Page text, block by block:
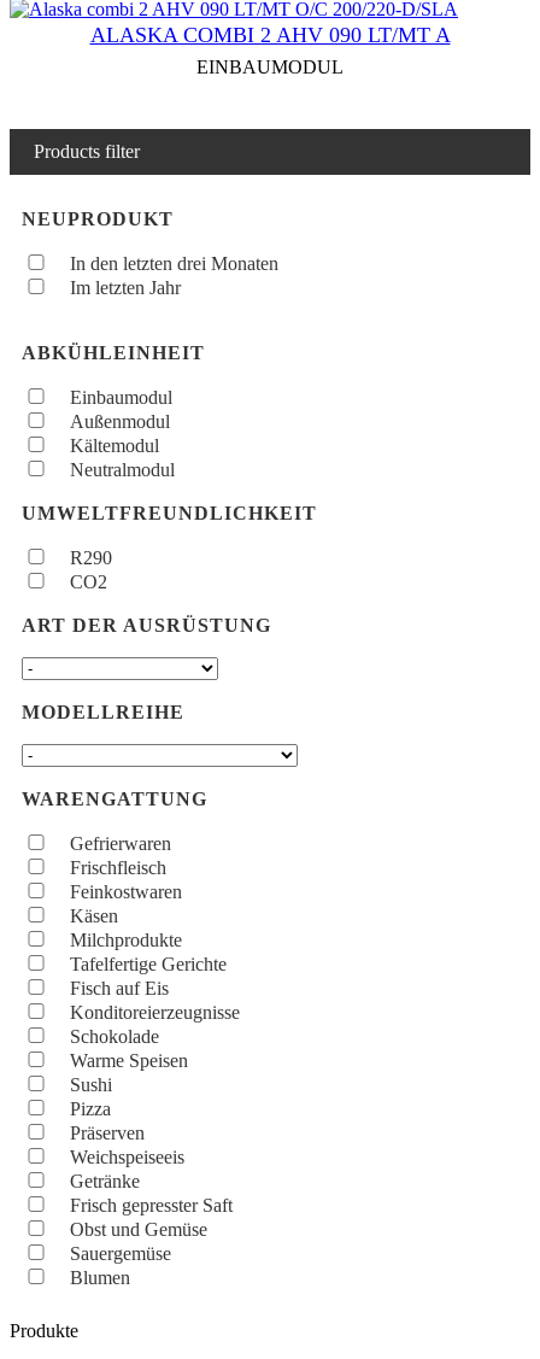
ALASKA COMBI 2 AHV 090 LT/MT A
EINBAUMODUL
Products filter
NEUPRODUKT
In den letzten drei Monaten
Im letzten Jahr
ABKÜHLEINHEIT
Einbaumodul
Außenmodul
Kältemodul
Neutralmodul
UMWELTFREUNDLICHKEIT
R290
CO2
ART DER AUSRÜSTUNG
MODELLREIHE
WARENGATTUNG
Gefrierwaren
Frischfleisch
Feinkostwaren
Käsen
Milchprodukte
Tafelfertige Gerichte
Fisch auf Eis
Konditoreierzeugnisse
Schokolade
Warme Speisen
Sushi
Pizza
Präserven
Weichspeiseeis
Getränke
Frisch gepresster Saft
Obst und Gemüse
Sauergemüse
Blumen
Produkte